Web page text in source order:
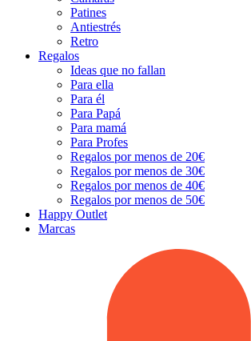
Patines
Antiestrés
Retro
Regalos
Ideas que no fallan
Para ella
Para él
Para Papá
Para mamá
Para Profes
Regalos por menos de 20€
Regalos por menos de 30€
Regalos por menos de 40€
Regalos por menos de 50€
Happy Outlet
Marcas